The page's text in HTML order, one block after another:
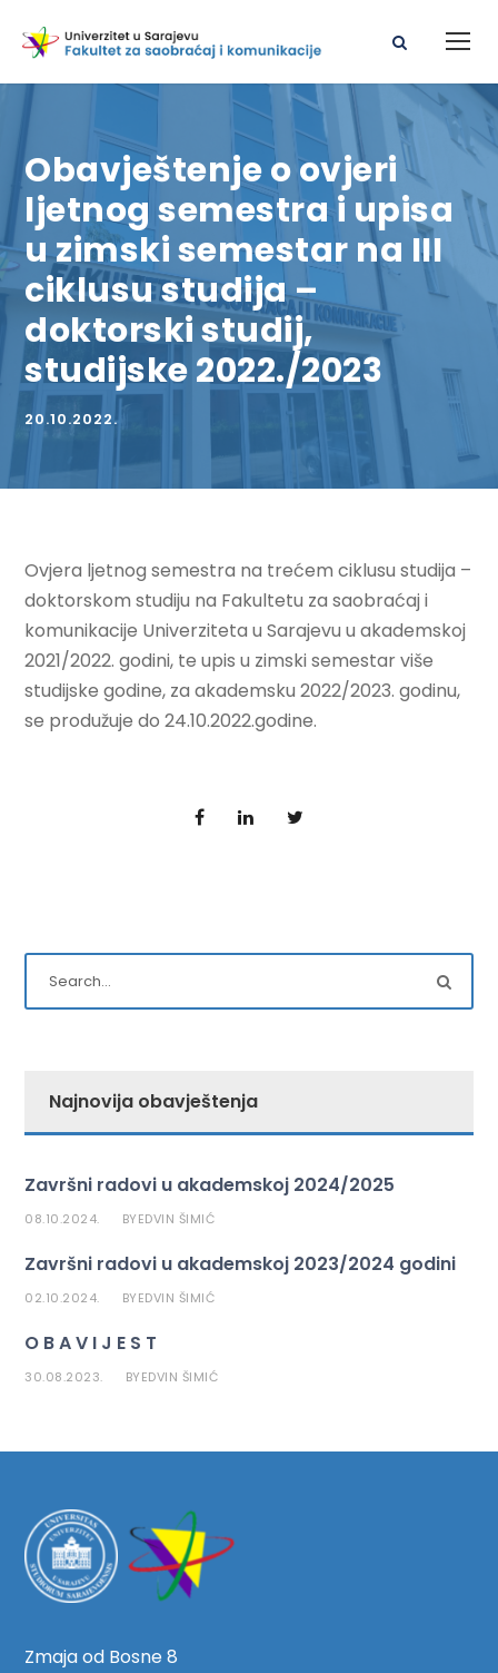
Obavještenje o ovjeri
ljetnog semestra i upisa
u zimski semestar na III
ciklusu studija –
doktorski studij,
studijske 2022./2023
20.10.2022.
Ovjera ljetnog semestra na trećem ciklusu studija –
doktorskom studiju na Fakultetu za saobraćaj i
komunikacije Univerziteta u Sarajevu u akademskoj
2021/2022. godini, te upis u zimski semestar više
studijske godine, za akademsku 2022/2023. godinu,
se produžuje do 24.10.2022.godine.
Najnovija obavještenja
Završni radovi u akademskoj 2024/2025
08.10.2024. BYEDVIN ŠIMIĆ
Završni radovi u akademskoj 2023/2024 godini
02.10.2024. BYEDVIN ŠIMIĆ
O B A V I J E S T
30.08.2023. BYEDVIN ŠIMIĆ
Zmaja od Bosne 8